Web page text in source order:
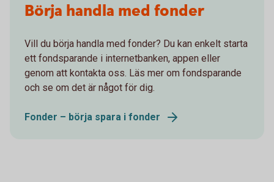
Börja handla med fonder
Vill du börja handla med fonder? Du kan enkelt starta
ett fondsparande i internetbanken, appen eller
genom att kontakta oss. Läs mer om fondsparande
och se om det är något för dig.
Fonder – börja spara i fonder